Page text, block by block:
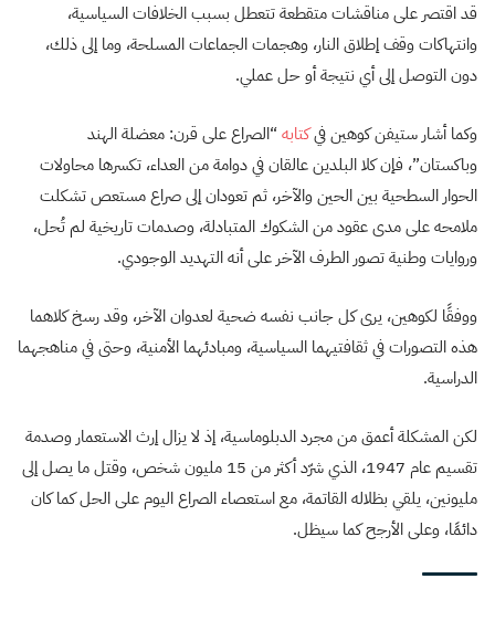
قد اقتصر على مناقشات متقطعة تتعطل بسبب الخلافات السياسية،
وانتهاكات وقف إطلاق النار، وهجمات الجماعات المسلحة، وما إلى ذلك،
دون التوصل إلى أي نتيجة أو حل عملي.
وكما أشار ستيفن كوهين فيكتابه“الصراع على قرن: معضلة الهند
وباكستان”، فإن كلا البلدين عالقان في دوامة من العداء، تكسرها محاولات
الحوار السطحية بين الحين والآخر، ثم تعودان إلى صراع مستعص تشكلت
ملامحه على مدى عقود من الشكوك المتبادلة، وصدمات تاريخية لم تُحل،
وروايات وطنية تصور الطرف الآخر على أنه التهديد الوجودي.
ووفقًا لكوهين، يرى كل جانب نفسه ضحية لعدوان الآخر، وقد رسخ كلاهما
هذه التصورات في ثقافتيهما السياسية، ومبادئهما الأمنية، وحتى في مناهجهما
الدراسية.
لكن المشكلة أعمق من مجرد الدبلوماسية، إذ لا يزال إرث الاستعمار وصدمة
تقسيم عام 1947، الذي شرّد أكثر من 15 مليون شخص، وقتل ما يصل إلى
مليونين، يلقي بظلاله القاتمة، مع استعصاء الصراع اليوم على الحل كما كان
دائمًا، وعلى الأرجح كما سيظل.